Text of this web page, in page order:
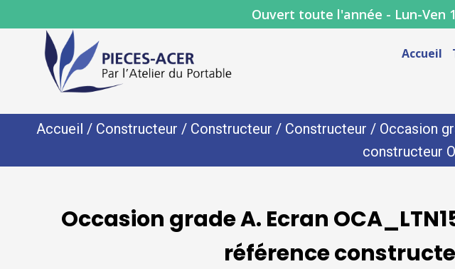
Ouvert toute l'année - Lun-Ven
Accueil
Accueil / Constructeur / Constructeur / Constructeur / Occasion
constructeur
Occasion grade A. Ecran
référence